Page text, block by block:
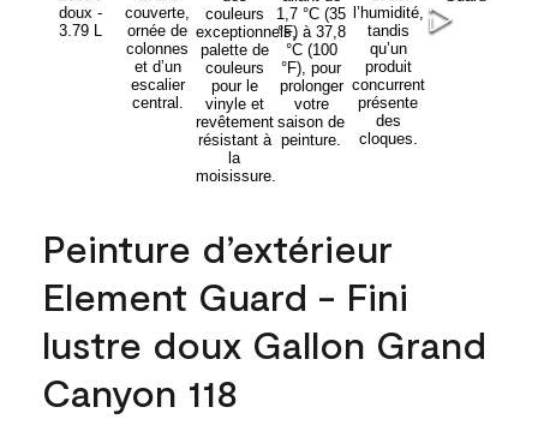
Peinture d’extérieur
Element Guard - Fini
lustre doux Gallon Grand
Canyon 118